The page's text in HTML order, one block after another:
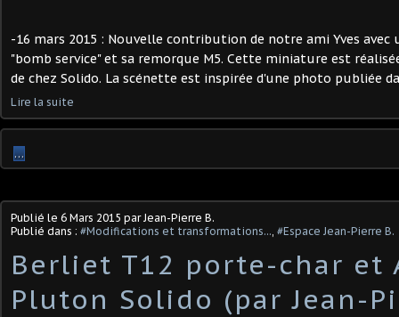
-16 mars 2015 : Nouvelle contribution de notre ami Yves avec
"bomb service" et sa remorque M5. Cette miniature est
de chez Solido. La scénette est inspirée d'une photo publiée
Lire la suite
…
Publié le 6 Mars 2015 par Jean-Pierre B.
Publié dans : #Modifications et transformations..., #Espace Jean-Pierre B.
Berliet T12 porte-char et
Pluton Solido (par Jean-